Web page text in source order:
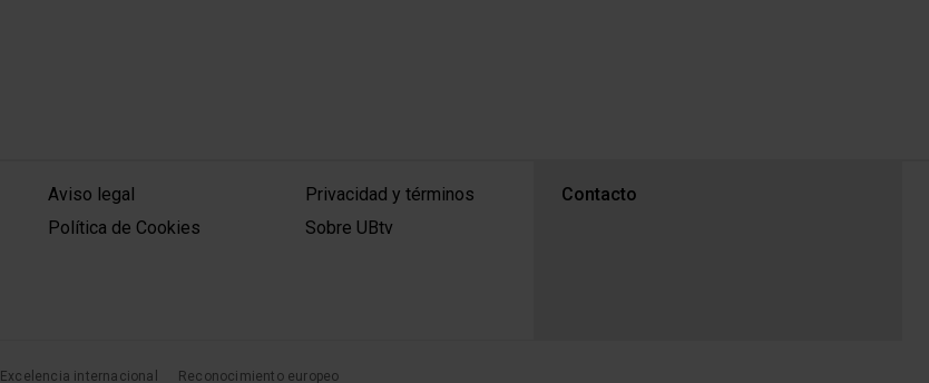
MENÚ PEU 1
Aviso legal
Política de Cookies
PEU 2
Privacidad y términos
Sobre UBtv
PEU 3
Contacto
Excelencia internacional Reconocimiento europeo